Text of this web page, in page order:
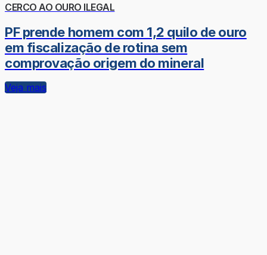
CERCO AO OURO ILEGAL
PF prende homem com 1,2 quilo de ouro
em fiscalização de rotina sem
comprovação origem do mineral
Veja mais